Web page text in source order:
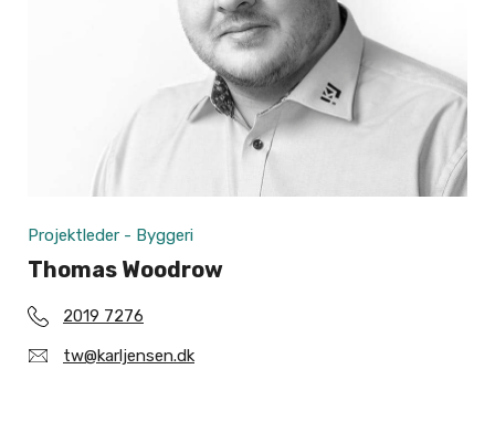
Projektleder - Byggeri
Thomas Woodrow
2019 7276
tw@karljensen.dk